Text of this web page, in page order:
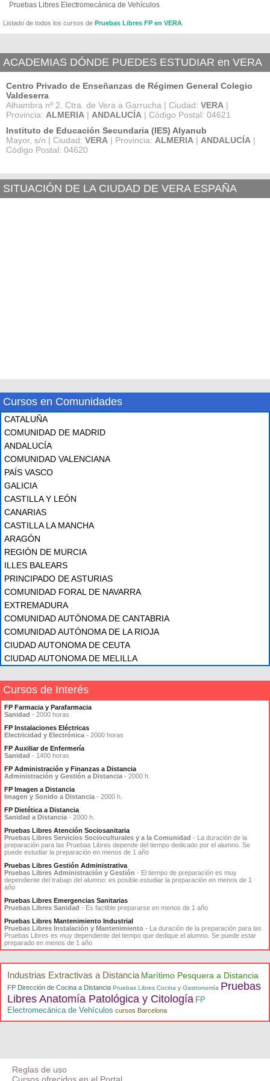
Pruebas Libres Electromecánica de Vehículos
Listado de todos los cursos de Pruebas Libres FP en VERA
ACADEMIAS DÓNDE PUEDES ESTUDIAR en VERA
Centro Privado de Enseñanzas de Régimen General Colegio
Valdeserra
Alhambra nº 2. Ctra. de Vera a Garrucha | Ciudad: VERA |
Provincia: ALMERIA | ANDALUCÍA | Código Postal: 04621
Instituto de Educación Secundaria (IES) Alyanub
Mayor, s/n | Ciudad: VERA | Provincia: ALMERIA | ANDALUCÍA |
Código Postal: 04620
SITUACIÓN DE LA CIUDAD DE VERA ESPAÑA
Cursos en Comunidades
CATALUÑA
COMUNIDAD DE MADRID
ANDALUCÍA
COMUNIDAD VALENCIANA
PAÍS VASCO
GALICIA
CASTILLA Y LEÓN
CANARIAS
CASTILLA LA MANCHA
ARAGÓN
REGIÓN DE MURCIA
ILLES BALEARS
PRINCIPADO DE ASTURIAS
COMUNIDAD FORAL DE NAVARRA
EXTREMADURA
COMUNIDAD AUTÓNOMA DE CANTABRIA
COMUNIDAD AUTÓNOMA DE LA RIOJA
CIUDAD AUTONOMA DE CEUTA
CIUDAD AUTONOMA DE MELILLA
Cursos de Interés
FP Farmacia y Parafarmacia
Sanidad - 2000 horas
FP Instalaciones Eléctricas
Electricidad y Electrónica - 2000 horas
FP Auxiliar de Enfermería
Sanidad - 1400 horas
FP Administración y Finanzas a Distancia
Administración y Gestión a Distancia - 2000 h.
FP Imagen a Distancia
Imagen y Sonido a Distancia - 2000 h.
FP Dietética a Distancia
Sanidad a Distancia - 2000 h.
Pruebas Libres Atención Sociosanitaria
Pruebas Libres Servicios Socioculturales y a la Comunidad - La duración de la
preparación para las Pruebas Libres depende del tiempo dedicado por el alumno. Se
puede estudiar la preparación en menos de 1 año
Pruebas Libres Gestión Administrativa
Pruebas Libres Administración y Gestión - El tiempo de preparación es muy
dependiente del trabajo del alumno: es posible estudiar la preparación en menos de 1
año
Pruebas Libres Emergencias Sanitarias
Pruebas Libres Sanidad - Es factible prepararse en menos de 1 año
Pruebas Libres Mantenimiento Industrial
Pruebas Libres Instalación y Mantenimiento - La duración de la preparación para las
Pruebas Libres es muy dependiente del tiempo que dedique el alumno. Se puede estar
preparado en menos de 1 año
Industrias Extractivas a Distancia Marítimo Pesquera a Distancia
FP Dirección de Cocina a Distancia Pruebas Libres Cocina y Gastronomía Pruebas
Libres Anatomía Patológica y Citología FP
Electromecánica de Vehículos cursos Barcelona
Reglas de uso